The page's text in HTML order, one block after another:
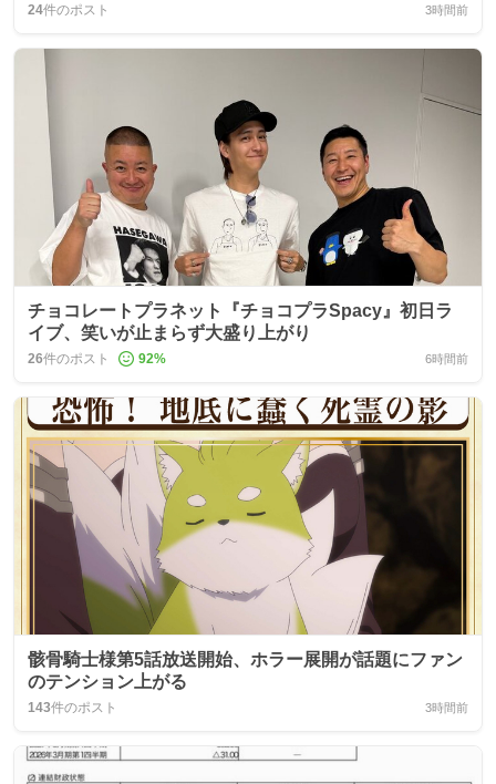
24件のポスト 3時間前
チョコレートプラネット『チョコプラSpacy』初日ラ
イブ、笑いが止まらず大盛り上がり
26件のポスト 92% 6時間前
骸骨騎士様第5話放送開始、ホラー展開が話題にファン
のテンション上がる
143件のポスト 3時間前